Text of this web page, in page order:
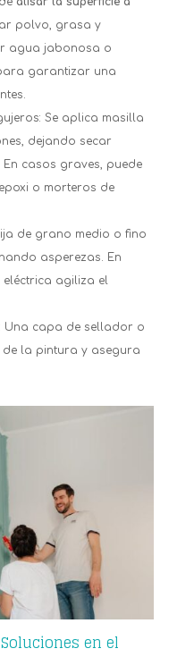
polvo, grasa y
agua jabonosa o
garantizar una
Se aplica masilla
dejando secar
casos graves, puede
o morteros de
de grano medio o fino
asperezas. En
agiliza el
Una capa de sellador o
la pintura y asegura
en el